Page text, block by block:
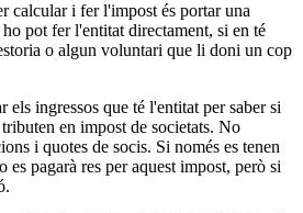
calcular i fer l'impost és portar una
pot fer l'entitat directament, si en té
o algun voluntari que li doni un cop
els ingressos que té l'entitat per saber si
en impost de societats. No
i quotes de socis. Si només es tenen
es pagarà res per aquest impost, però si